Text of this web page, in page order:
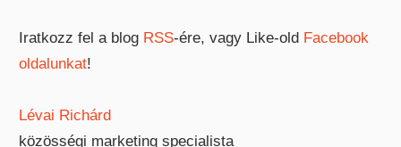
Iratkozz fel a blog RSS-ére, vagy Like-old Facebook
oldalunkat!
Lévai Richárd
közösségi marketing specialista